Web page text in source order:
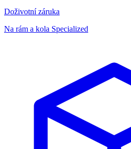
Doživotní záruka
Na rám a kola Specialized